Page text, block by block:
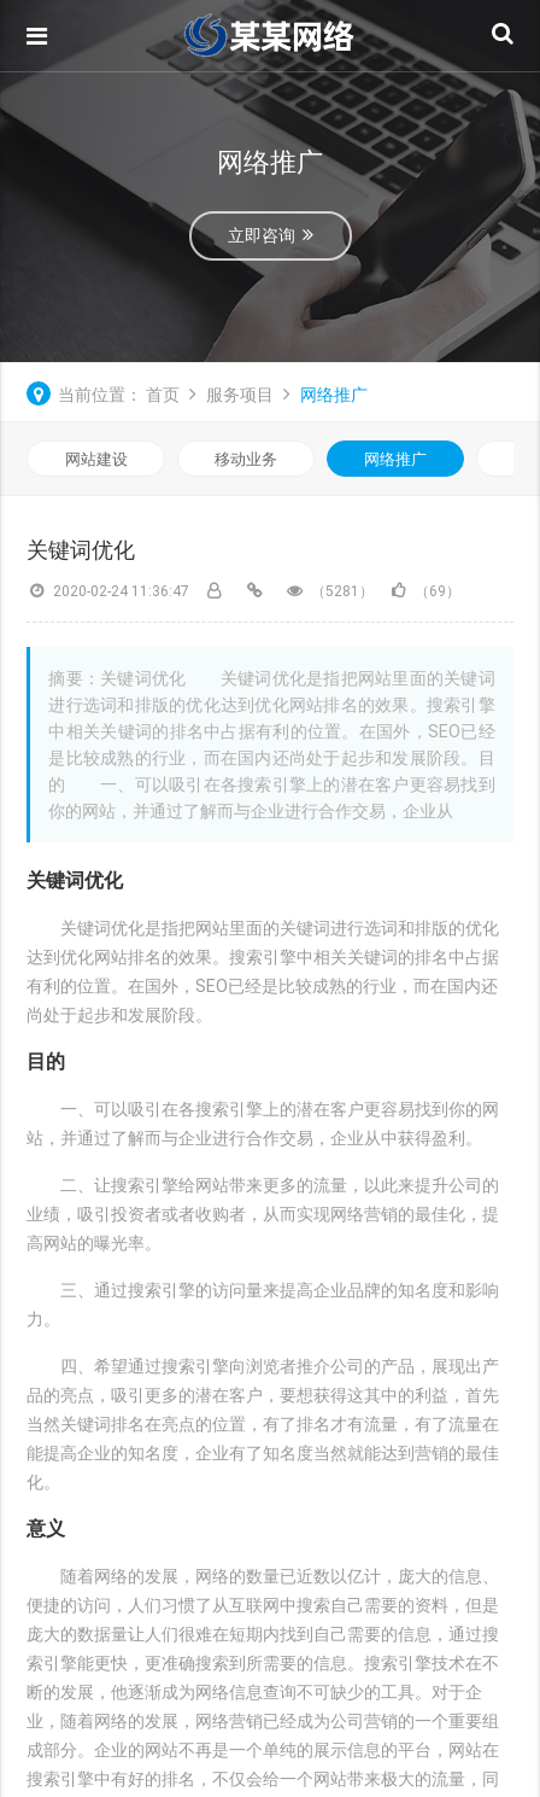
网络推广
立即咨询
当前位置： 首页 服务项目 网络推广
网站建设 移动业务 网络推广
关键词优化
2020-02-24 11:36:47 （5281） （69）
摘要：关键词优化 关键词优化是指把网站里面的关键词
进行选词和排版的优化达到优化网站排名的效果。搜索引擎
中相关关键词的排名中占据有利的位置。在国外，SEO已经
是比较成熟的行业，而在国内还尚处于起步和发展阶段。目
的 一、可以吸引在各搜索引擎上的潜在客户更容易找到
你的网站，并通过了解而与企业进行合作交易，企业从
关键词优化
关键词优化是指把网站里面的关键词进行选词和排版的优化
达到优化网站排名的效果。搜索引擎中相关关键词的排名中占据
有利的位置。在国外，SEO已经是比较成熟的行业，而在国内还
尚处于起步和发展阶段。
目的
一、可以吸引在各搜索引擎上的潜在客户更容易找到你的网
站，并通过了解而与企业进行合作交易，企业从中获得盈利。
二、让搜索引擎给网站带来更多的流量，以此来提升公司的
业绩，吸引投资者或者收购者，从而实现网络营销的最佳化，提
高网站的曝光率。
三、通过搜索引擎的访问量来提高企业品牌的知名度和影响
力。
四、希望通过搜索引擎向浏览者推介公司的产品，展现出产
品的亮点，吸引更多的潜在客户，要想获得这其中的利益，首先
当然关键词排名在亮点的位置，有了排名才有流量，有了流量在
能提高企业的知名度，企业有了知名度当然就能达到营销的最佳
化。
意义
随着网络的发展，网络的数量已近数以亿计，庞大的信息、
便捷的访问，人们习惯了从互联网中搜索自己需要的资料，但是
庞大的数据量让人们很难在短期内找到自己需要的信息，通过搜
索引擎能更快，更准确搜索到所需要的信息。搜索引擎技术在不
断的发展，他逐渐成为网络信息查询不可缺少的工具。对于企
业，随着网络的发展，网络营销已经成为公司营销的一个重要组
成部分。企业的网站不再是一个单纯的展示信息的平台，网站在
搜索引擎中有好的排名，不仅会给一个网站带来极大的流量，同